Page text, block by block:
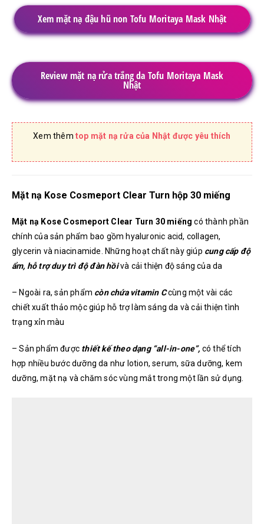
Xem mặt nạ đậu hũ non Tofu Moritaya Mask Nhật
Review mặt nạ rửa trắng da Tofu Moritaya Mask
Nhật
Xem thêmtop mặt nạ rửa của Nhật được yêu thích
Mặt nạ Kose Cosmeport Clear Turn hộp 30 miếng
Mặt nạ Kose Cosmeport Clear Turn 30 miếng có thành phần
chính của sản phẩm bao gồm hyaluronic acid, collagen,
glycerin và niacinamide. Những hoạt chất này giúp cung cấp độ
ẩm, hỗ trợ duy trì độ đàn hồi và cải thiện độ sáng của da
– Ngoài ra, sản phẩm còn chứa vitamin Ccùng một vài các
chiết xuất thảo mộc giúp hỗ trợ làm sáng da và cải thiện tình
trạng xỉn màu
– Sản phẩm được thiết kế theo dạng “all-in-one”, có thể tích
hợp nhiều bước dưỡng da như lotion, serum, sữa dưỡng, kem
dưỡng, mặt nạ và chăm sóc vùng mắt trong một lần sử dụng.